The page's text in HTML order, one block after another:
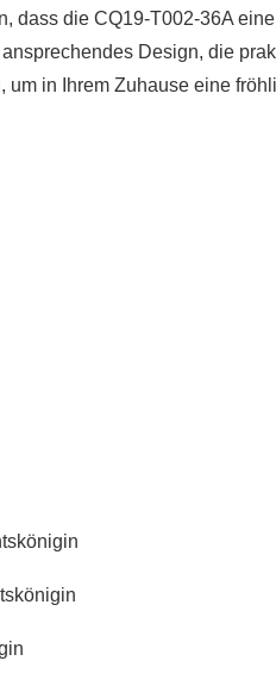
dass die CQ19-T002-36A
Design, die
in Ihrem Zuhause eine